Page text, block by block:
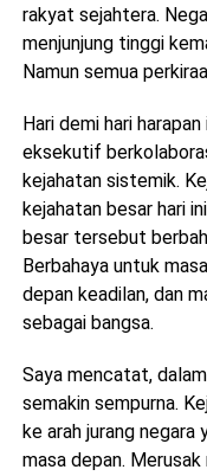
rakyat sejahtera.
menjunjung tinggi
Namun semua
Hari demi hari
eksekutif
kejahatan sistemik.
kejahatan besar hari
besar tersebut
Berbahaya untuk
depan keadilan, dan
sebagai bangsa.
Saya mencatat,
semakin sempurna.
ke arah jurang negara
masa depan.